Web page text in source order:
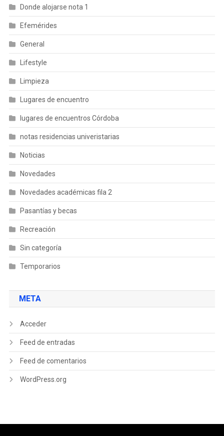
Donde alojarse nota 1
Efemérides
General
Lifestyle
Limpieza
Lugares de encuentro
lugares de encuentros Córdoba
notas residencias univeristarias
Noticias
Novedades
Novedades académicas fila 2
Pasantías y becas
Recreación
Sin categoría
Temporarios
META
Acceder
Feed de entradas
Feed de comentarios
WordPress.org